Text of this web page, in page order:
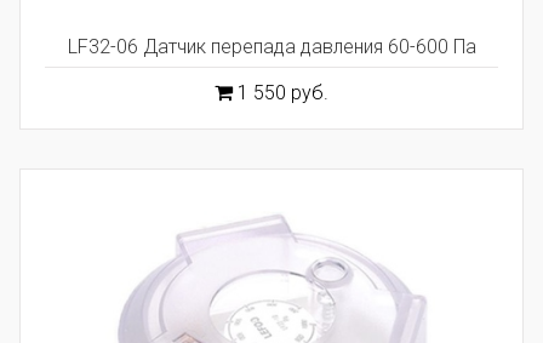
LF32-06 Датчик перепада давления 60-600 Па
1 550 руб.